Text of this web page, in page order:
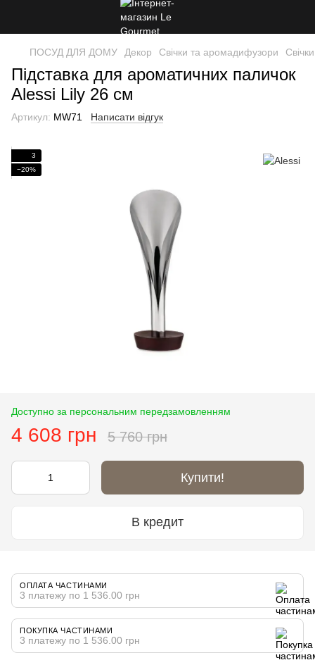
ПОСУД ДЛЯ ДОМУ Декор Свічки та аромадифузори
Підставка для ароматичних паличок
Alessi Lily 26 см
Артикул: MW71 Написати відгук
3
−20%
Доступно за персональним передзамовленням
4 608 грн 5 760 грн
Купити!
В кредит
ОПЛАТА ЧАСТИНАМИ
3 платежу по 1 536.00 грн
ПОКУПКА ЧАСТИНАМИ
3 платежу по 1 536.00 грн